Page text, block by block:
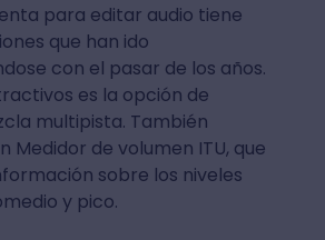
para editar audio tiene
que han ido
con el pasar de los años.
es la opción de
multipista. También
Medidor de volumen ITU, que
sobre los niveles
y pico.